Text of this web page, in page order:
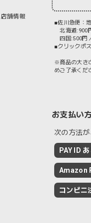
店舗情報
■佐川急便：
北海道:900
四国:500円
■クリックポ
※商品の大き
めご了承くだ
お支払い
次の方法が
PAY ID
Amazon
コンビニ